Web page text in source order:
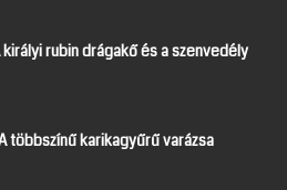
rubin drágakő és a szenvedély
többszínű karikagyűrű varázsa